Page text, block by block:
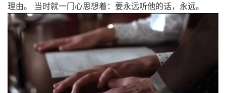
理由。 当时就一门心思想着：要永远听他的话，永远。